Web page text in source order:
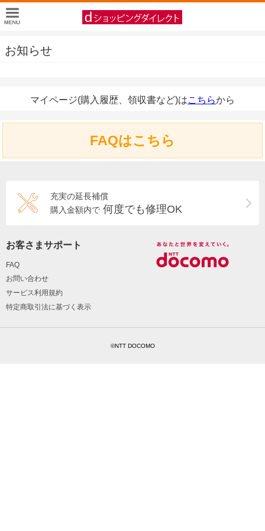
お知らせ
マイページ(購入履歴、領収書など)はこちらから
FAQはこちら
充実の延長補償
購入金額内で 何度でも修理OK
お客さまサポート
FAQ
お問い合わせ
サービス利用規約
特定商取引法に基づく表示
©NTT DOCOMO